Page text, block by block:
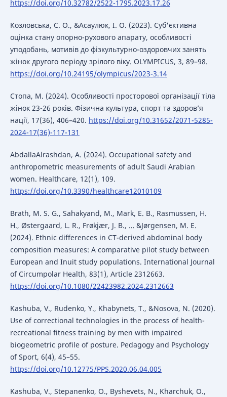
https://doi.org/10.32782/2522-1795.2023.17.26
Козловська, С. О., &Асаулюк, І. О. (2023). Суб'єктивна
оцінка стану опорно-рухового апарату, особливості
уподобань, мотивів до фізкультурно-оздоровчих занять
жінок другого періоду зрілого віку. OLYMPICUS, 3, 89–98.
https://doi.org/10.24195/olympicus/2023-3.14
Стопа, М. (2024). Особливості просторової організації тіла
жінок 23-26 років. Фізична культура, спорт та здоров’я
нації, 17(36), 406–420. https://doi.org/10.31652/2071-5285-
2024-17(36)-117-131
AbdallaAlrashdan, A. (2024). Occupational safety and
anthropometric measurements of adult Saudi Arabian
women. Healthcare, 12(1), 109.
https://doi.org/10.3390/healthcare12010109
Brath, M. S. G., Sahakyand, M., Mark, E. B., Rasmussen, H.
H., Østergaard, L. R., Frøkjær, J. B., … &Jørgensen, M. E.
(2024). Ethnic differences in CT-derived abdominal body
composition measures: A comparative pilot study between
European and Inuit study populations. International Journal
of Circumpolar Health, 83(1), Article 2312663.
https://doi.org/10.1080/22423982.2024.2312663
Kashuba, V., Rudenko, Y., Khabynets, T., &Nosova, N. (2020).
Use of correctional technologies in the process of health-
recreational fitness training by men with impaired
biogeometric profile of posture. Pedagogy and Psychology
of Sport, 6(4), 45–55.
https://doi.org/10.12775/PPS.2020.06.04.005
Kashuba, V., Stepanenko, O., Byshevets, N., Kharchuk, O.,